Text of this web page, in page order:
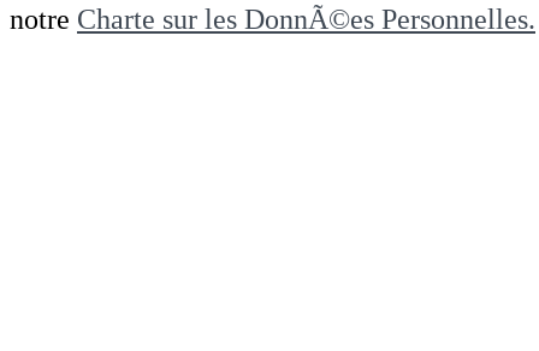
notre Charte sur les DonnÃ©es Personnelles.